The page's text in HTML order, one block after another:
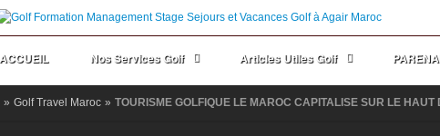
ACCUEIL Nos Services Golf Articles Utiles Golf
» Golf Travel Maroc » TOURISME GOLFIQUE LE MAROC CAPITALISE SUR LE HAUT